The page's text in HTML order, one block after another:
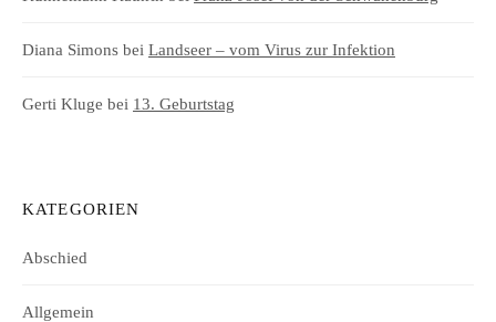
Diana Simons bei Landseer – vom Virus zur Infektion
Gerti Kluge bei 13. Geburtstag
KATEGORIEN
Abschied
Allgemein